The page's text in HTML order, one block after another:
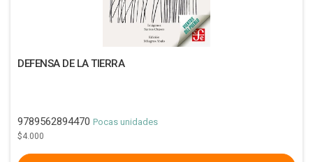
DEFENSA DE LA TIERRA
9789562894470 Pocas unidades
$4.000